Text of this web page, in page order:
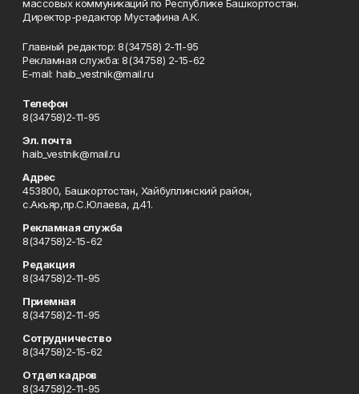
массовых коммуникаций по Республике Башкортостан.
Директор-редактор Мустафина А.К.
Главный редактор: 8(34758) 2-11-95
Рекламная служба: 8(34758) 2-15-62
Е-mаil: haib_vestnik@mail.ru
Телефон
8(34758)2-11-95
Эл. почта
haib_vestnik@mail.ru
Адрес
453800, Башкортостан, Хайбуллинский район,
с.Акъяр,пр.С.Юлаева, д.41.
Рекламная служба
8(34758)2-15-62
Редакция
8(34758)2-11-95
Приемная
8(34758)2-11-95
Сотрудничество
8(34758)2-15-62
Отдел кадров
8(34758)2-11-95